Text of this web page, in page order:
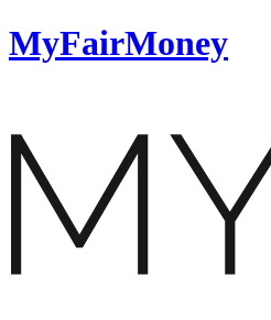
MyFairMoney